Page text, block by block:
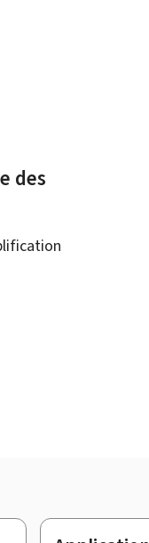
des